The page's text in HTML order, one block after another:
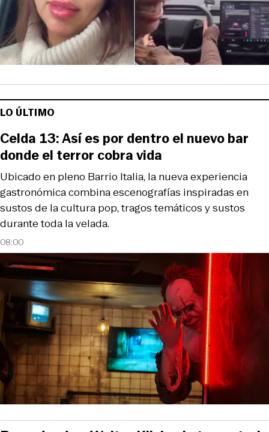
LO ÚLTIMO
08:00
Ubicado en pleno Barrio Italia, la nueva experiencia
gastronómica combina escenografías inspiradas en
sustos de la cultura pop, tragos temáticos y sustos
durante toda la velada.
Celda 13: Así es por dentro el nuevo bar
donde el terror cobra vida